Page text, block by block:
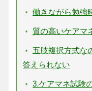
働きながら勉強
質の高いケアマ
五肢複択方式な
答えられない
3.ケアマネ試験